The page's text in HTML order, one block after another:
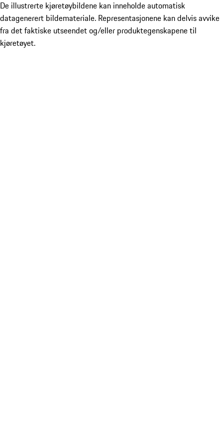
De illustrerte kjøretøybildene kan inneholde automatisk
datagenerert bildemateriale. Representasjonene kan delvis avvike
fra det faktiske utseendet og/eller produktegenskapene til
kjøretøyet.